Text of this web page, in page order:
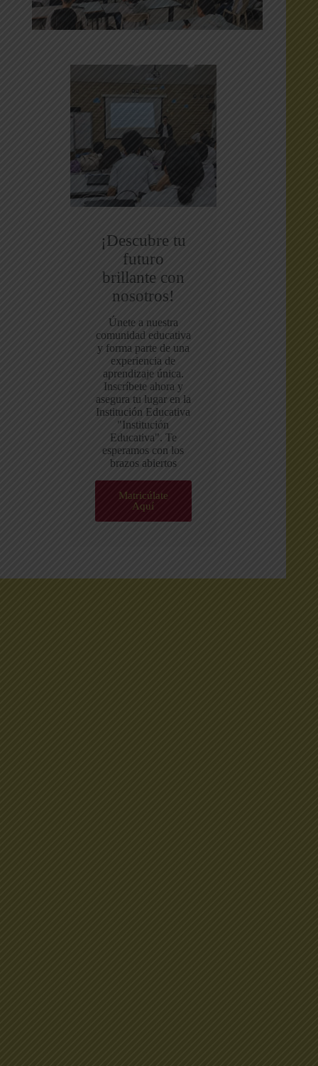
¡Descubre tu
futuro
brillante con
nosotros!
Únete a nuestra
comunidad educativa
y forma parte de una
experiencia de
aprendizaje única.
Inscríbete ahora y
asegura tu lugar en la
Institución Educativa
"Institución
Educativa". Te
esperamos con los
brazos abiertos
Matricúlate
Aquí